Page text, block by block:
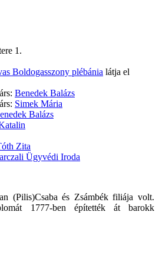
1.
Boldogasszony plébánia látja el
Benedek Balázs
Simek Mária
Balázs
Zita
Ügyvédi Iroda
(Pilis)Csaba és Zsámbék filiája volt.
1777-ben építették át barokk